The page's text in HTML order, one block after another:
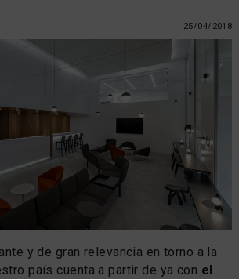
25/04/2018
y de gran relevancia en torno a la
país cuenta a partir de ya con el